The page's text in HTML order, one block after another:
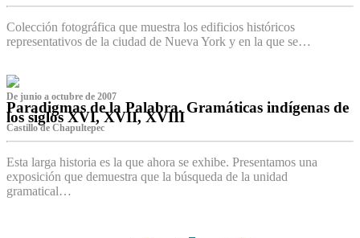
Colección fotográfica que muestra los edificios históricos
representativos de la ciudad de Nueva York y en la que se…
De junio a octubre de 2007
Paradigmas de la Palabra. Gramáticas indígenas de
los siglos XVI, XVII, XVIII
Castillo de Chapultepec
Esta larga historia es la que ahora se exhibe. Presentamos una
exposición que demuestra que la búsqueda de la unidad
gramatical…